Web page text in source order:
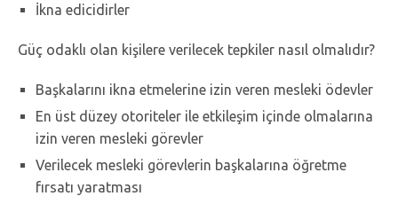
İkna edicidirler
Güç odaklı olan kişilere verilecek tepkiler nasıl olmalıdır?
Başkalarını ikna etmelerine izin veren mesleki ödevler
En üst düzey otoriteler ile etkileşim içinde olmalarına
izin veren mesleki görevler
Verilecek mesleki görevlerin başkalarına öğretme
fırsatı yaratması